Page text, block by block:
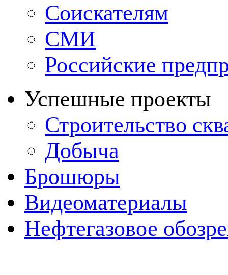
Соискателям
СМИ
Российские
Успешные проекты
Строительство
Добыча
Брошюры
Видеоматериалы
Нефтегазовое